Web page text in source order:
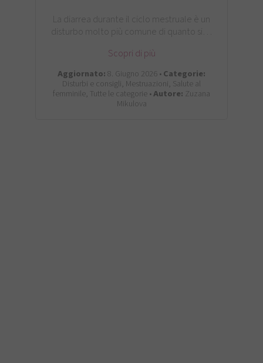
La diarrea durante il ciclo mestruale è un
disturbo molto più comune di quanto si…
Scopri di più
Aggiornato:8. Giugno 2026 •Categorie:
Disturbi e consigli, Mestruazioni, Salute al
femminile, Tutte le categorie •Autore: Zuzana
Mikulova